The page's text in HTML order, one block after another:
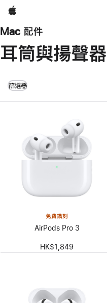
Apple
Mac 配件
耳筒與揚聲器
篩選器
免費鐫刻
AirPods Pro 3
HK$1,849